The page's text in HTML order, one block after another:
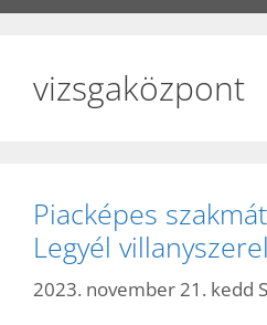
vizsgaközpont
Piacképes
Legyél
2023. november 21. kedd